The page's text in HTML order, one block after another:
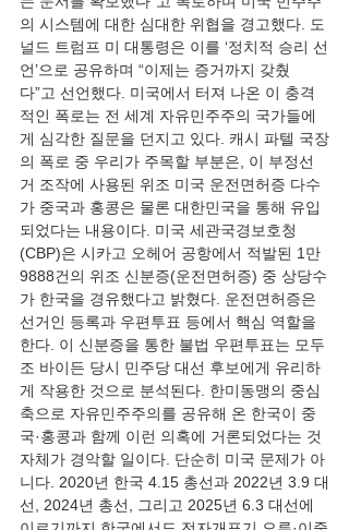
의 시스템에 대한 심대한 위협을 경고했다. 도
널드 트럼프 미 대통령은 이를 ‘정치적 승리 선
언’으로 공유하며 “이제는 증거까지 갖췄
다”고 선언했다. 미국에서 터져 나온 이 충격
적인 폭로는 전 세계 자유민주주의 국가들에
게 심각한 질문을 던지고 있다. 캐시 파텔 국장
의 폭로 중 우리가 주목할 부분은, 이 부정선
거 조작에 사용된 위조 미국 운전면허증 다수
가 중국과 홍콩은 물론 대한민국을 통해 유입
되었다는 내용이다. 미국 세관국경보호청
(CBP)은 시카고 오헤어 공항에서 적발된 1만
9888건의 위조 신분증(운전면허증) 중 상당수
가 한국을 경유했다고 밝혔다. 운전면허증은
선거인 등록과 우편투표 등에서 핵심 역할을
한다. 이 신분증을 통한 불법 우편투표는 모두
조 바이든 당시 민주당 대선 후보에게 유리하
게 작용한 것으로 분석된다. 한미동맹의 중심
축으로 자유민주주의를 공유해 온 한국이 중
국·홍콩과 함께 이런 의혹에 거론되었다는 것
자체가 경악할 일이다. 단순히 미국 문제가 아
니다. 2020년 한국 4.15 총선과 2022년 3.9 대
선, 2024년 총선, 그리고 2025년 6.3 대선에